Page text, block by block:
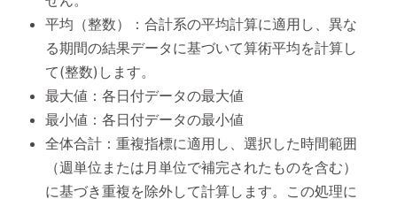
平均（整数）：合計系の平均計算に適用し、異な
る期間の結果データに基づいて算術平均を計算し
て(整数)します。
最大値：各日付データの最大値
最小値：各日付データの最小値
全体合計：重複指標に適用し、選択した時間範囲
（週単位または月単位で補完されたものを含む）
に基づき重複を除外して計算します。この処理に